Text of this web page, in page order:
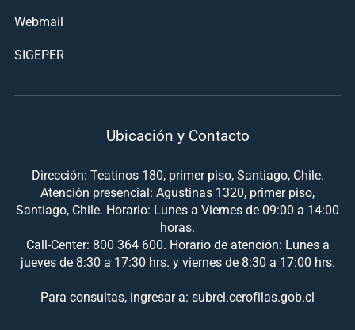
Webmail
SIGEPER
Ubicación y Contacto
Dirección: Teatinos 180, primer piso, Santiago, Chile.
Atención presencial: Agustinas 1320, primer piso,
Santiago, Chile. Horario: Lunes a Viernes de 09:00 a 14:00
horas.
Call-Center: 800 364 600. Horario de atención: Lunes a
jueves de 8:30 a 17:30 hrs. y viernes de 8:30 a 17:00 hrs.
Para consultas, ingresar a: subrel.cerofilas.gob.cl